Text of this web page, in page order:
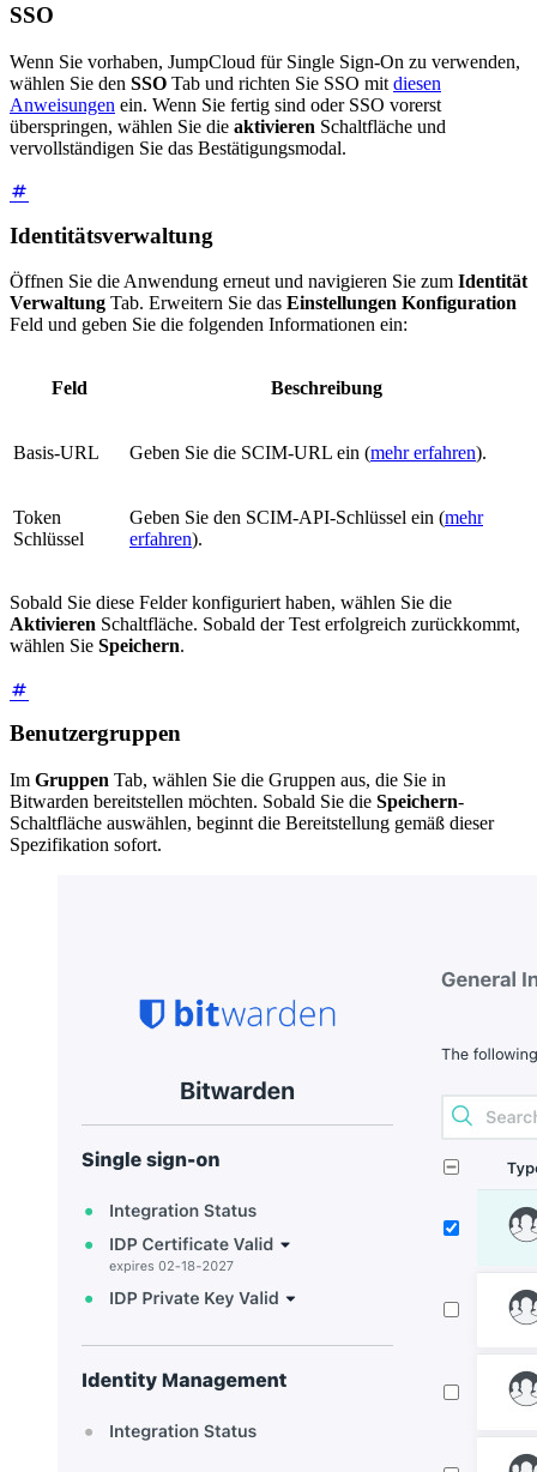
SSO
Wenn Sie vorhaben, JumpCloud für Single Sign-On zu verwenden,
wählen Sie den SSO Tab und richten Sie SSO mit diesen
Anweisungen ein. Wenn Sie fertig sind oder SSO vorerst
überspringen, wählen Sie die aktivieren Schaltfläche und
vervollständigen Sie das Bestätigungsmodal.
Identitätsverwaltung
Öffnen Sie die Anwendung erneut und navigieren Sie zum Identität
Verwaltung Tab. Erweitern Sie das Einstellungen Konfiguration
Feld und geben Sie die folgenden Informationen ein:
Feld Beschreibung
Basis-URL Geben Sie die SCIM-URL ein (mehr erfahren).
Token
Schlüssel
Geben Sie den SCIM-API-Schlüssel ein (mehr
erfahren).
Sobald Sie diese Felder konfiguriert haben, wählen Sie die
Aktivieren Schaltfläche. Sobald der Test erfolgreich zurückkommt,
wählen Sie Speichern.
Benutzergruppen
Im Gruppen Tab, wählen Sie die Gruppen aus, die Sie in
Bitwarden bereitstellen möchten. Sobald Sie die Speichern-
Schaltfläche auswählen, beginnt die Bereitstellung gemäß dieser
Spezifikation sofort.